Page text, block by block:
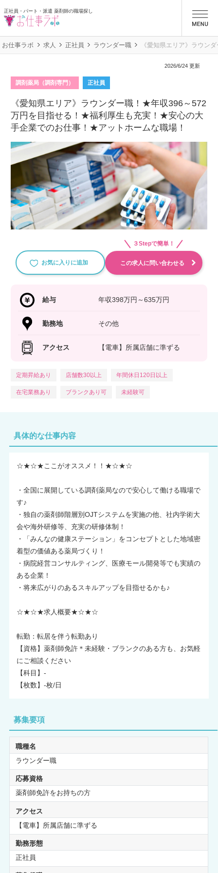
正社員・パート・派遣 薬剤師の職場探し
お仕事ラボ 求人 正社員 ラウンダー職 《愛知県エリア》ラウン
2026/6/24 更新
調剤薬局（調剤専門） 正社員
《愛知県エリア》ラウンダー職！★年収396～572
万円を目指せる！★福利厚生も充実！★安心の大
手企業でのお仕事！★アットホームな職場！
お気に入りに追加
３Stepで簡単！
この求人に問い合わせる
給与 年収398万円～635万円
勤務地 その他
アクセス 【電車】所属店舗に準ずる
定期昇給あり 店舗数30以上 年間休日120日以上
在宅業務あり ブランクあり可 未経験可
具体的な仕事内容
☆★☆★ここがオススメ！！★☆★☆
・全国に展開している調剤薬局なので安心して働ける職場で
す♪
・独自の薬剤師階層別OJTシステムを実施の他、社内学術大
会や海外研修等、充実の研修体制！
・「みんなの健康ステーション」をコンセプトとした地域密
着型の価値ある薬局づくり！
・病院経営コンサルティング、医療モール開発等でも実績の
ある企業！
・将来広がりのあるスキルアップを目指せるかも♪
☆★☆★求人概要★☆★☆
転勤：転居を伴う転勤あり
【資格】薬剤師免許＊未経験・ブランクのある方も、お気軽
にご相談ください
【科目】-
【枚数】-枚/日
募集要項
職種名
ラウンダー職
応募資格
薬剤師免許をお持ちの方
アクセス
【電車】所属店舗に準ずる
勤務形態
正社員